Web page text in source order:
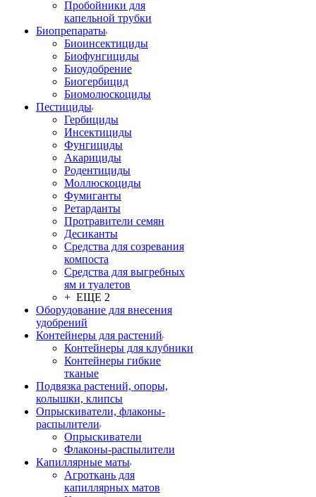
Пробойники для
капельной трубки
Биопрепараты
Биоинсектициды
Биофунгициды
Биоудобрение
Биогербицид
Биомолюскоциды
Пестициды
Гербициды
Инсектициды
Фунгициды
Акарициды
Родентициды
Моллюскоциды
Фумиганты
Ретарданты
Протравители семян
Десиканты
Средства для созревания
компоста
Средства для выгребных
ям и туалетов
+ ЕЩЕ 2
Оборудование для внесения
удобрений
Контейнеры для растений
Контейнеры для клубники
Контейнеры гибкие
тканые
Подвязка растений, опоры,
колышки, клипсы
Опрыскиватели, флаконы-
распылители
Опрыскиватели
Флаконы-распылители
Капиллярные маты
Агроткань для
капиллярных матов